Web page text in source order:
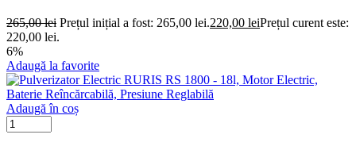
265,00lei Prețul inițial a fost: 265,00 lei.220,00 leiPrețul curent este:
220,00 lei.
6%
Adaugă la favorite
Adaugă în coș